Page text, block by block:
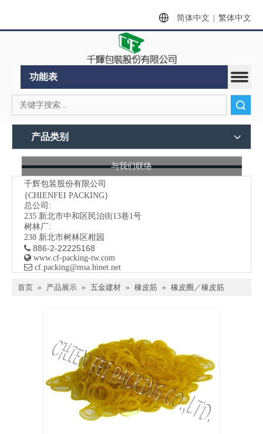
简体中文 繁体中文
功能表
产品类别
与我们联络
千辉包装股份有限公司
{CHIENFEI PACKING}
总公司:
235 新北市中和区民治街13巷1号
树林厂:
238 新北市树林区柑园
 886-2-22225168
 www.cf-packing-tw.com
 ​ cf.packing@msa.hinet.net
首页 » 产品展示 » 五金建材 » 橡皮筋 » 橡皮圈／橡皮筋